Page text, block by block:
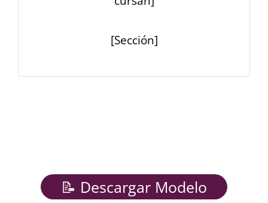
[Sección]
📝 Descargar Modelo